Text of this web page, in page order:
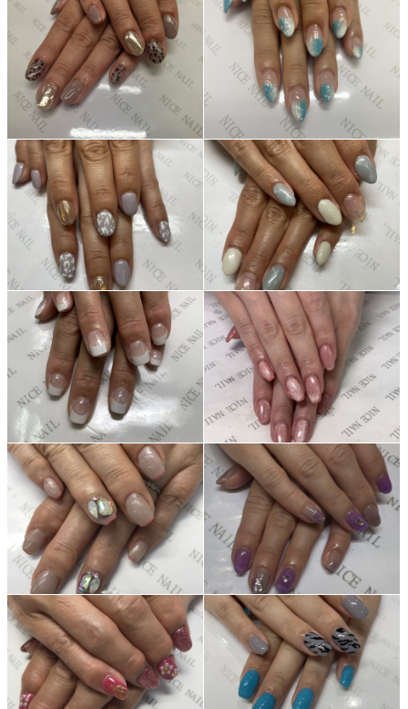
取り扱いカラー
ネイル用語
消費者志向自主宣言
新着情報
採用情報
ネイルスクール